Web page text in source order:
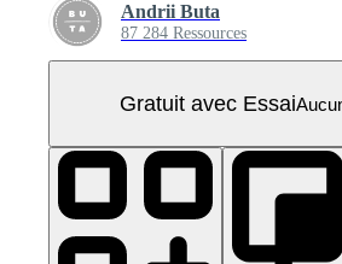
Andrii Buta
87 284 Ressources
Gratuit avec Essai